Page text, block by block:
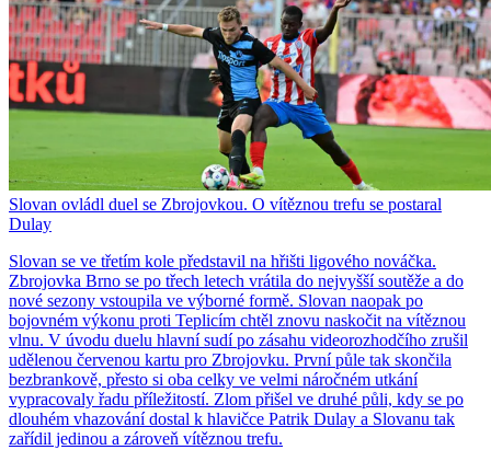
Slovan ovládl duel se Zbrojovkou. O vítěznou trefu se postaral
Dulay
Slovan se ve třetím kole představil na hřišti ligového nováčka.
Zbrojovka Brno se po třech letech vrátila do nejvyšší soutěže a do
nové sezony vstoupila ve výborné formě. Slovan naopak po
bojovném výkonu proti Teplicím chtěl znovu naskočit na vítěznou
vlnu. V úvodu duelu hlavní sudí po zásahu videorozhodčího zrušil
udělenou červenou kartu pro Zbrojovku. První půle tak skončila
bezbrankově, přesto si oba celky ve velmi náročném utkání
vypracovaly řadu příležitostí. Zlom přišel ve druhé půli, kdy se po
dlouhém vhazování dostal k hlavičce Patrik Dulay a Slovanu tak
zařídil jedinou a zároveň vítěznou trefu.